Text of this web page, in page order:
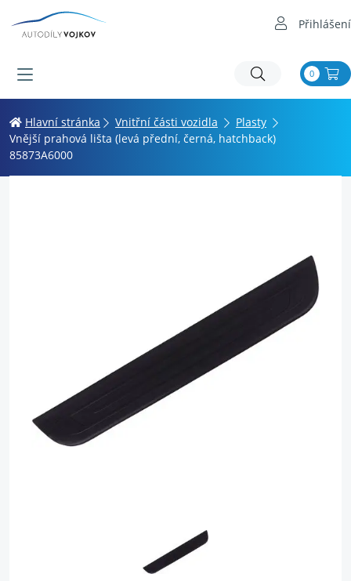
Přihlášení
0
Hlavní stránka Vnitřní části vozidla
Plasty
Vnější prahová lišta (levá přední, černá, hatchback)
85873A6000